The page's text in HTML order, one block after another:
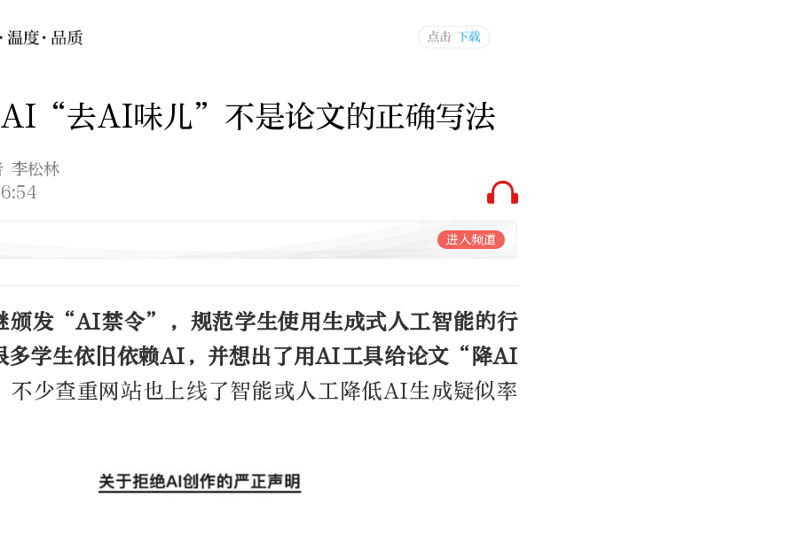
去AI味儿”不是论文的正确写法
李松林
进入频道
颁发“AI禁令”，规范学生使用生成式人工智能的行
多学生依旧依赖AI，并想出了用AI工具给论文“降AI
不少查重网站也上线了智能或人工降低AI生成疑似率